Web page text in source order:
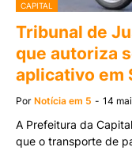
CAPITAL
Tribunal de
que autoriza
aplicativo em
Por Notícia em 5 - 14
A Prefeitura da
que o transporte de